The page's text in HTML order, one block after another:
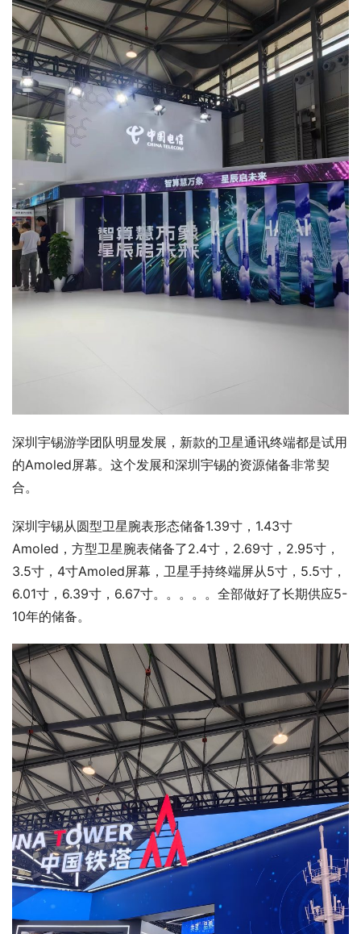
深圳宇锡游学团队明显发展，新款的卫星通讯终端都是试用
的Amoled屏幕。这个发展和深圳宇锡的资源储备非常契
合。
深圳宇锡从圆型卫星腕表形态储备1.39寸，1.43寸
Amoled，方型卫星腕表储备了2.4寸，2.69寸，2.95寸，
3.5寸，4寸Amoled屏幕，卫星手持终端屏从5寸，5.5寸，
6.01寸，6.39寸，6.67寸。。。。。全部做好了长期供应5-
10年的储备。